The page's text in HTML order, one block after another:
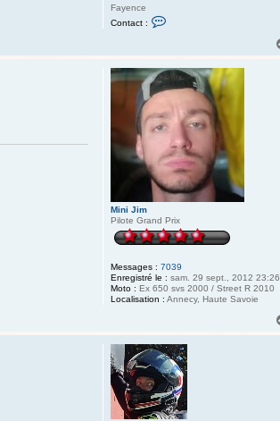
Fayence
Contact :
c
e
i
o
-
8
Mini Jim
Pilote Grand Prix
Messages : 7039
Enregistré le : sam. 29 sept., 2012 23:26
Moto : Ex 650 svs 2000 / Street R 2010
Localisation : Annecy, Haute Savoie